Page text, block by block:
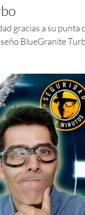
gracias a su punta
BlueGranite